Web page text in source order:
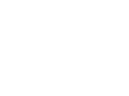
Existen sinónimos
Ninguno de los